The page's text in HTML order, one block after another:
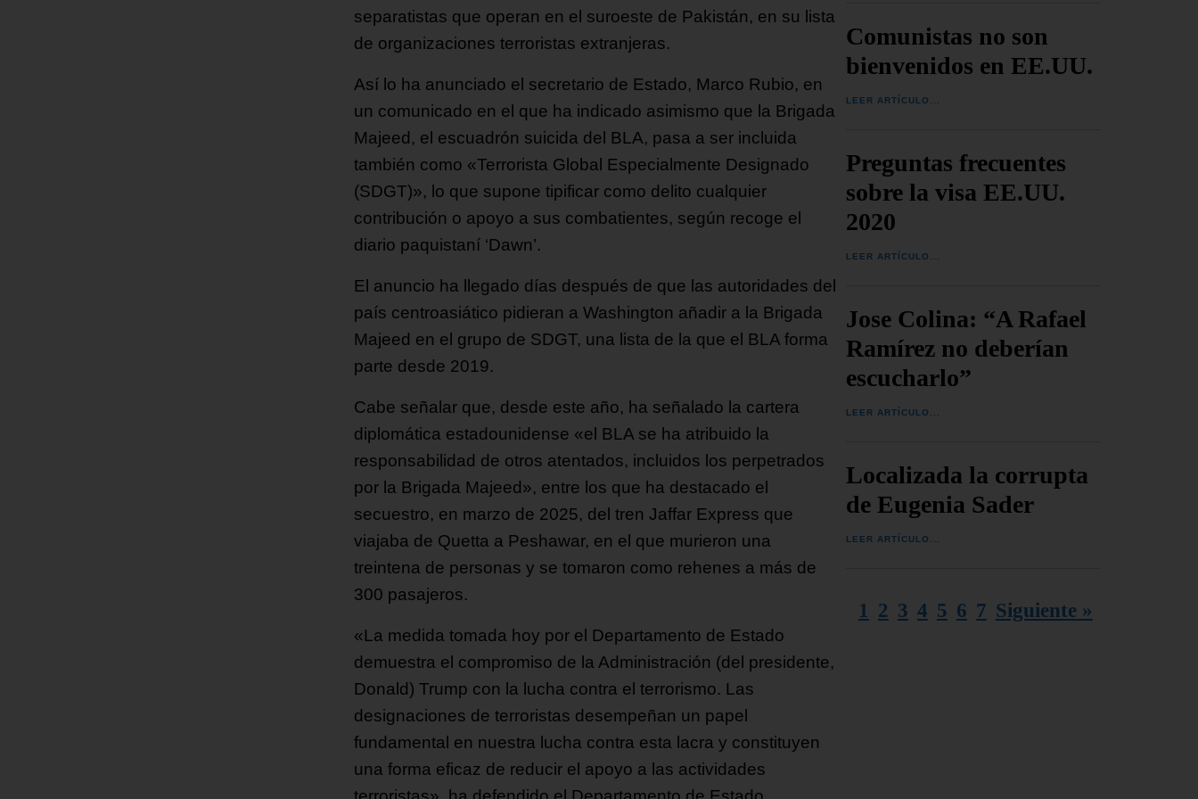
separatistas que operan en el suroeste de Pakistán, en su lista
de organizaciones terroristas extranjeras.
Así lo ha anunciado el secretario de Estado, Marco Rubio, en
un comunicado en el que ha indicado asimismo que la Brigada
Majeed, el escuadrón suicida del BLA, pasa a ser incluida
también como «Terrorista Global Especialmente Designado
(SDGT)», lo que supone tipificar como delito cualquier
contribución o apoyo a sus combatientes, según recoge el
diario paquistaní ‘Dawn’.
El anuncio ha llegado días después de que las autoridades del
país centroasiático pidieran a Washington añadir a la Brigada
Majeed en el grupo de SDGT, una lista de la que el BLA forma
parte desde 2019.
Cabe señalar que, desde este año, ha señalado la cartera
diplomática estadounidense «el BLA se ha atribuido la
responsabilidad de otros atentados, incluidos los perpetrados
por la Brigada Majeed», entre los que ha destacado el
secuestro, en marzo de 2025, del tren Jaffar Express que
viajaba de Quetta a Peshawar, en el que murieron una
treintena de personas y se tomaron como rehenes a más de
300 pasajeros.
«La medida tomada hoy por el Departamento de Estado
demuestra el compromiso de la Administración (del presidente,
Donald) Trump con la lucha contra el terrorismo. Las
designaciones de terroristas desempeñan un papel
fundamental en nuestra lucha contra esta lacra y constituyen
una forma eficaz de reducir el apoyo a las actividades
Comunistas no son
bienvenidos en EE.UU.
LEER ARTÍCULO...
Preguntas frecuentes
sobre la visa EE.UU.
2020
LEER ARTÍCULO...
Jose Colina: “A Rafael
Ramírez no deberían
escucharlo”
LEER ARTÍCULO...
Localizada la corrupta
de Eugenia Sader
LEER ARTÍCULO...
1 2 3 4 5 6 7 Siguiente »